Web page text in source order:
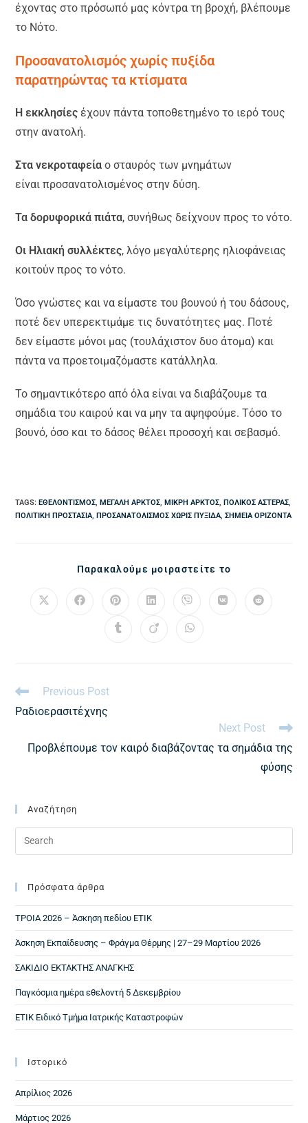
έχοντας στο πρόσωπό μας κόντρα τη βροχή, βλέπουμε
το Νότο.
Προσανατολισμός χωρίς πυξίδα
παρατηρώντας τα κτίσματα
Η εκκλησίες έχουν πάντα τοποθετημένο το ιερό τους
στην ανατολή.
Στα νεκροταφεία ο σταυρός των μνημάτων
είναι προσανατολισμένος στην δύση.
Τα δορυφορικά πιάτα, συνήθως δείχνουν προς το νότο.
Οι Ηλιακή συλλέκτες, λόγο μεγαλύτερης ηλιοφάνειας
κοιτούν προς το νότο.
Όσο γνώστες και να είμαστε του βουνού ή του δάσους,
ποτέ δεν υπερεκτιμάμε τις δυνατότητες μας. Ποτέ
δεν είμαστε μόνοι μας (τουλάχιστον δυο άτομα) και
πάντα να προετοιμαζόμαστε κατάλληλα.
Το σημαντικότερο από όλα είναι να διαβάζουμε τα
σημάδια του καιρού και να μην τα αψηφούμε. Τόσο το
βουνό, όσο και το δάσος θέλει προσοχή και σεβασμό.
TAGS:ΕΘΕΛΟΝΤΙΣΜΌΣ, ΜΕΓΆΛΗ ΆΡΚΤΟΣ, ΜΙΚΡΉ ΆΡΚΤΟΣ, ΠΟΛΙΚΌΣ ΑΣΤΈΡΑΣ,
ΠΟΛΙΤΙΚΉ ΠΡΟΣΤΑΣΊΑ, ΠΡΟΣΑΝΑΤΟΛΙΣΜΌΣ ΧΩΡΊΣ ΠΥΞΊΔΑ, ΣΗΜΕΊΑ ΟΡΊΖΟΝΤΑ
Παρακαλούμε μοιραστείτε το
Previous Post
Ραδιοερασιτέχνης
Next Post
Προβλέπουμε τον καιρό διαβάζοντας τα σημάδια της
φύσης
Αναζήτηση
Πρόσφατα άρθρα
ΤΡΟΙΑ 2026 – Άσκηση πεδίου ΕΤΙΚ
Άσκηση Εκπαίδευσης – Φράγμα Θέρμης | 27–29 Μαρτίου 2026
ΣΑΚΙΔΙΟ ΕΚΤΑΚΤΗΣ ΑΝΑΓΚΗΣ
Παγκόσμια ημέρα εθελοντή 5 Δεκεμβρίου
ΕΤΙΚ Ειδικό Τμήμα Ιατρικής Καταστροφών
Ιστορικό
Απρίλιος 2026
Μάρτιος 2026